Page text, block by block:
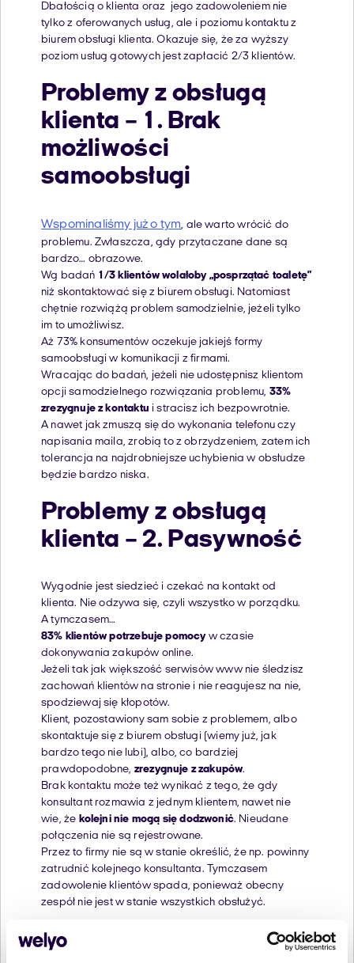
Dbałością o klienta oraz jego zadowoleniem nie
tylko z oferowanych usług, ale i poziomu kontaktu z
biurem obsługi klienta. Okazuje się, że za wyższy
poziom usług gotowych jest zapłacić 2/3 klientów.
Problemy z obsługą
klienta – 1. Brak
możliwości
samoobsługi
Wspominaliśmy już o tym, ale warto wrócić do
problemu. Zwłaszcza, gdy przytaczane dane są
bardzo… obrazowe.
Wg badań 1/3 klientów wolałoby „posprzątać toaletę”
niż skontaktować się z biurem obsługi. Natomiast
chętnie rozwiążą problem samodzielnie, jeżeli tylko
im to umożliwisz.
Aż 73% konsumentów oczekuje jakiejś formy
samoobsługi w komunikacji z firmami.
Wracając do badań, jeżeli nie udostępnisz klientom
opcji samodzielnego rozwiązania problemu, 33%
zrezygnuje z kontaktu i stracisz ich bezpowrotnie.
A nawet jak zmuszą się do wykonania telefonu czy
napisania maila, zrobią to z obrzydzeniem, zatem ich
tolerancja na najdrobniejsze uchybienia w obsłudze
będzie bardzo niska.
Problemy z obsługą
klienta – 2. Pasywność
Wygodnie jest siedzieć i czekać na kontakt od
klienta. Nie odzywa się, czyli wszystko w porządku.
A tymczasem…
83% klientów potrzebuje pomocyw czasie
dokonywania zakupów online.
Jeżeli tak jak większość serwisów www nie śledzisz
zachowań klientów na stronie i nie reagujesz na nie,
spodziewaj się kłopotów.
Klient, pozostawiony sam sobie z problemem, albo
skontaktuje się z biurem obsługi (wiemy już, jak
bardzo tego nie lubi), albo, co bardziej
prawdopodobne, zrezygnuje z zakupów.
Brak kontaktu może też wynikać z tego, że gdy
konsultant rozmawia z jednym klientem, nawet nie
wie, że kolejni nie mogą się dodzwonić. Nieudane
połączenia nie są rejestrowane.
Przez to firmy nie są w stanie określić, że np. powinny
zatrudnić kolejnego konsultanta. Tymczasem
zadowolenie klientów spada, ponieważ obecny
zespół nie jest w stanie wszystkich obsłużyć.
Problemy z obsługą